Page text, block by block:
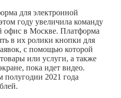
для электронной
году увеличила команду
офис в Москве. Платформа
в их ролики кнопки для
с помощью которой
или услуги, а также
пока идет видео.
2021 года